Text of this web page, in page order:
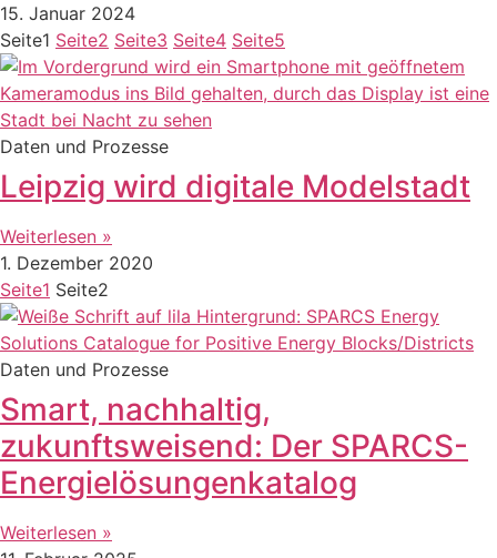
15. Januar 2024
Seite1 Seite2 Seite3 Seite4 Seite5
Daten und Prozesse
Leipzig wird digitale Modelstadt
Weiterlesen »
1. Dezember 2020
Seite1 Seite2
Daten und Prozesse
Smart, nachhaltig,
zukunftsweisend: Der SPARCS-
Energielösungenkatalog
Weiterlesen »